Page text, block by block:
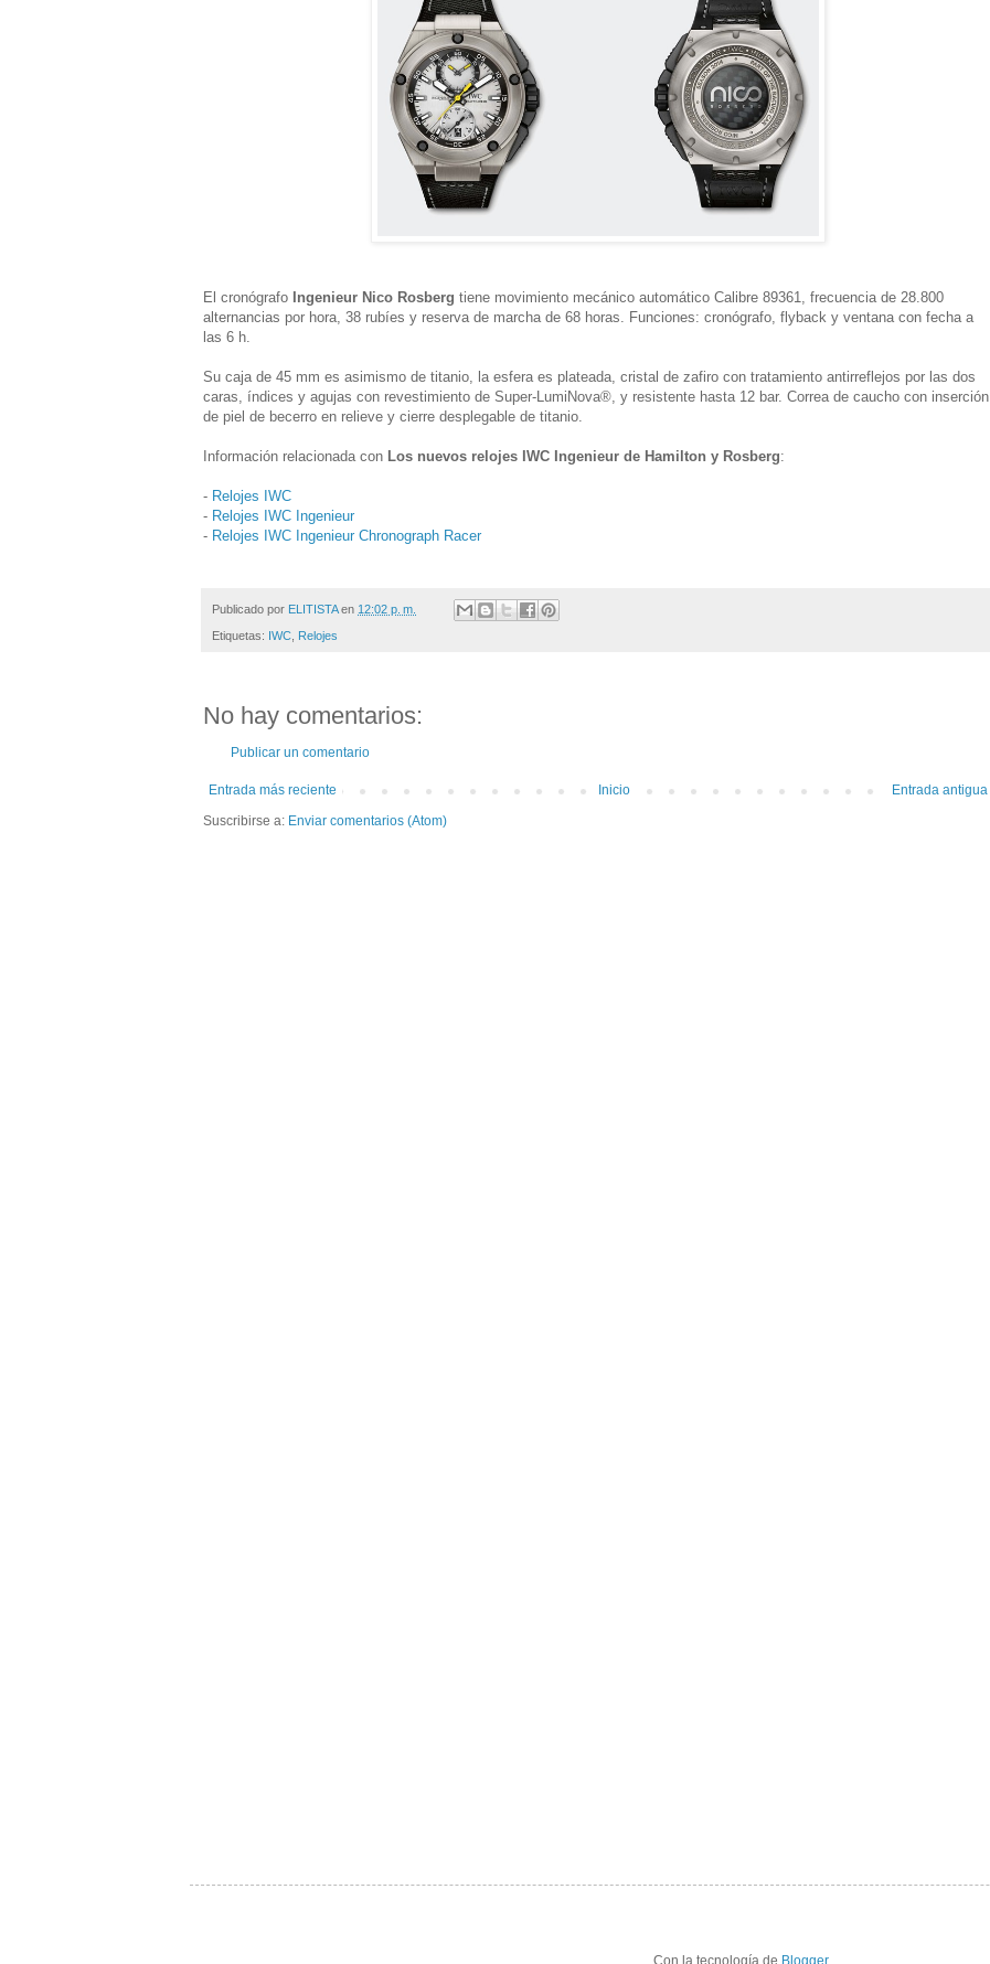
El cronógrafo Ingenieur Nico Rosberg tiene movimiento mecánico automático Calibre 89361, frecuencia de 28.800
alternancias por hora, 38 rubíes y reserva de marcha de 68 horas. Funciones: cronógrafo, flyback y ventana con fecha a
las 6 h.
Su caja de 45 mm es asimismo de titanio, la esfera es plateada, cristal de zafiro con tratamiento antirreflejos por las dos
caras, índices y agujas con revestimiento de Super-LumiNova®, y resistente hasta 12 bar. Correa de caucho con inserción
de piel de becerro en relieve y cierre desplegable de titanio.
Información relacionada con Los nuevos relojes IWC Ingenieur de Hamilton y Rosberg:
- Relojes IWC
- Relojes IWC Ingenieur
- Relojes IWC Ingenieur Chronograph Racer
Publicado por ELITISTA en 12:02 p. m.
Etiquetas: IWC Relojes
No hay comentarios:
Publicar un comentario
Entrada más reciente Entrada antigua
Inicio
Suscribirse a: Enviar comentarios (Atom)
Con la tecnología de Blogger.